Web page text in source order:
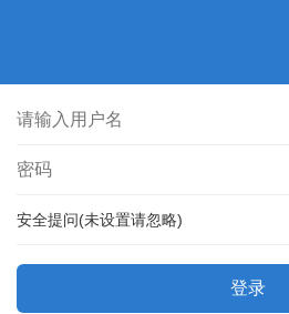
安全提问(未设置请忽略)
登录